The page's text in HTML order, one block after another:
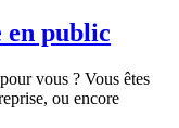
en public
vous ? Vous êtes
ou encore